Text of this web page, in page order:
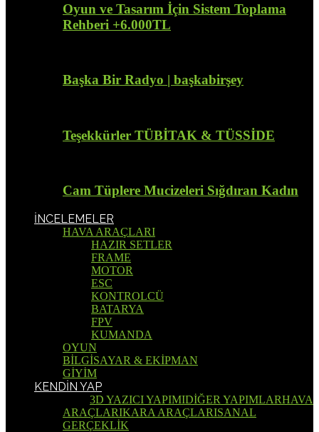
Oyun ve Tasarım İçin Sistem Toplama
Rehberi +6.000TL
Başka Bir Radyo | başkabirşey
Teşekkürler TÜBİTAK & TÜSSİDE
Cam Tüplere Mucizeleri Sığdıran Kadın
İNCELEMELER
HAVA ARAÇLARI
HAZIR SETLER
FRAME
MOTOR
ESC
KONTROLCÜ
BATARYA
FPV
KUMANDA
OYUN
BİLGİSAYAR & EKİPMAN
GİYİM
KENDİN YAP
3D YAZICI YAPIMIDİĞER YAPIMLARHAVA
ARAÇLARIKARA ARAÇLARISANAL
GERÇEKLİK